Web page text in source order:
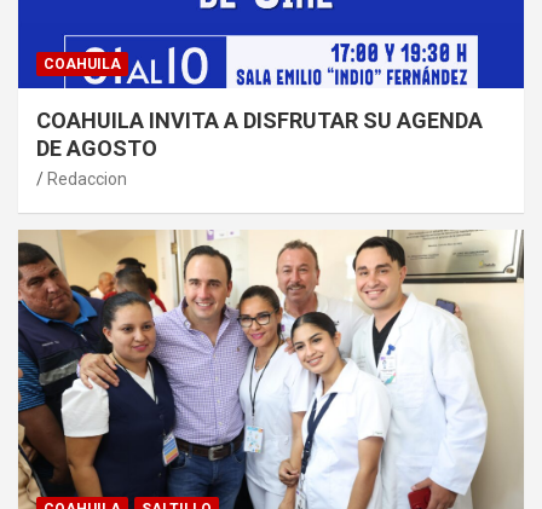
COAHUILA
COAHUILA INVITA A DISFRUTAR SU AGENDA
DE AGOSTO
Redaccion